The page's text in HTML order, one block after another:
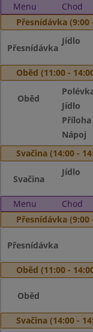
Menu Chod
Přesnídávka (9:00
Přesnídávka
Jídlo
Oběd (11:00 -
Oběd
Jídlo
Příloha
Nápoj
Svačina (14:00 -
Svačina
Jídlo
Menu Chod
Přesnídávka (9:00
Přesnídávka
Oběd (11:00 -
Oběd
Svačina (14:00 -